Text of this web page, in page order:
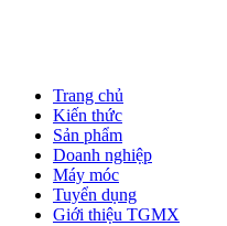
Trang chủ
Kiến thức
Sản phẩm
Doanh nghiệp
Máy móc
Tuyển dụng
Giới thiệu TGMX